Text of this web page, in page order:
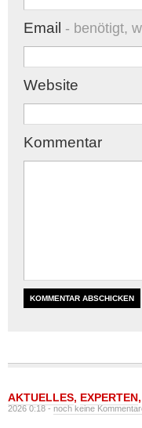
Email - benötigt,
Website
Kommentar
AKTUELLES, EXPERTEN,
2026 0:18 -noch keine